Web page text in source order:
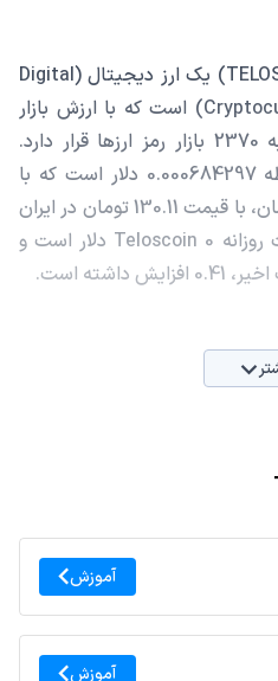
Teloscoin با نماد اختصاری (TELOS) یک ارز دیجیتال (Digital
Currency) یا رمزارز (Cryptocurrency) است که با ارزش بازار
حدود 114,543.24 دلار در رتبه 2370 بازار رمز ارزها قرار دارد.
قیمت Teloscoin در این لحظه 0.000684297 دلار است که با
احتساب قیمت تتر 0.9989 تومان، با قیمت 130.11 تومان در ایران
معامله می‌شود. حجم معاملات روزانه Teloscoin 0 دلار است و
آموزش
آموزش